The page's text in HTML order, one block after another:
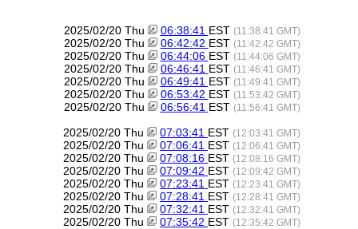
2025/02/20 Thu 06:38:41 EST (11:38:41 GMT)
2025/02/20 Thu 06:42:42 EST (11:42:42 GMT)
2025/02/20 Thu 06:44:06 EST (11:44:06 GMT)
2025/02/20 Thu 06:46:41 EST (11:46:41 GMT)
2025/02/20 Thu 06:49:41 EST (11:49:41 GMT)
2025/02/20 Thu 06:53:42 EST (11:53:42 GMT)
2025/02/20 Thu 06:56:41 EST (11:56:41 GMT)
2025/02/20 Thu 07:03:41 EST (12:03:41 GMT)
2025/02/20 Thu 07:06:41 EST (12:06:41 GMT)
2025/02/20 Thu 07:08:16 EST (12:08:16 GMT)
2025/02/20 Thu 07:09:42 EST (12:09:42 GMT)
2025/02/20 Thu 07:23:41 EST (12:23:41 GMT)
2025/02/20 Thu 07:28:41 EST (12:28:41 GMT)
2025/02/20 Thu 07:32:41 EST (12:32:41 GMT)
2025/02/20 Thu 07:35:42 EST (12:35:42 GMT)